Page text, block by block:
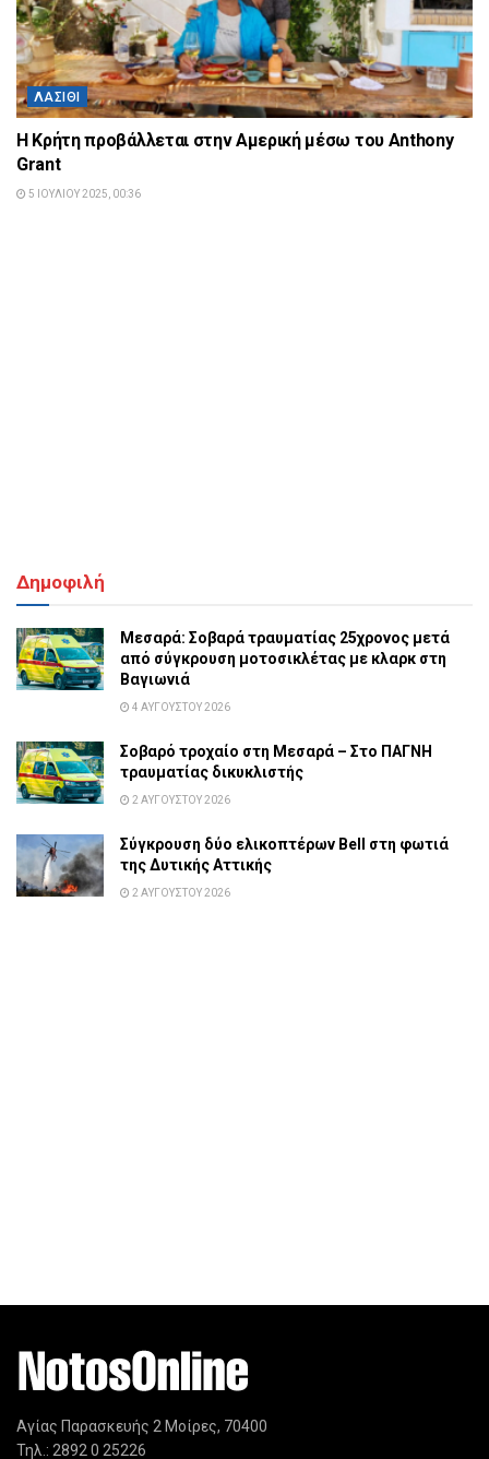
ΛΑΣΊΘΙ
Η Κρήτη προβάλλεται στην Αμερική μέσω του Anthony
Grant
5 ΙΟΥΛΊΟΥ 2025, 00:36
Δημοφιλή
Μεσαρά: Σοβαρά τραυματίας 25χρονος μετά
από σύγκρουση μοτοσικλέτας με κλαρκ στη
Βαγιωνιά
4 ΑΥΓΟΎΣΤΟΥ 2026
Σοβαρό τροχαίο στη Μεσαρά – Στο ΠΑΓΝΗ
τραυματίας δικυκλιστής
2 ΑΥΓΟΎΣΤΟΥ 2026
Σύγκρουση δύο ελικοπτέρων Bell στη φωτιά
της Δυτικής Αττικής
2 ΑΥΓΟΎΣΤΟΥ 2026
Αγίας Παρασκευής 2 Μοίρες, 70400
Τηλ.: 2892 0 25226